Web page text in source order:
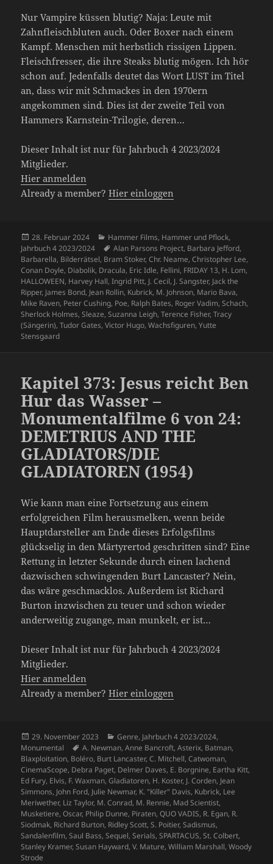
Nur Vampire küssen blutig? Naja: Leute mit
Zahnfleischbluten auch. Oder Boxer nach einem
Kampf. Menschen mit herbstlich rissigen Lippen.
Fleischfresser, die ihre Steaks blutig mögen. Ich hör
schon auf. Jedenfalls deutet das Wort LUST im Titel
an, dass wir mit Schmackes in den 1970ern
angekommen sind. Dies ist der zweite Teil von
Hammers Karnstein-Trilogie, deren…
Dieser Inhalt ist nur für Jahrbuch 4 2023/2024
Mitglieder.
Hier anmelden
Already a member?Hier einloggen
Veröffentlicht
am
28. Februar 2024 Kategorien
Hammer Films, Hammer und Pflock,
Jahrbuch 4 2023/2024
Schlagwörter
Alan Parsons Project, Barbara Jefford,
Barbarella, Bilderrätsel, Bram Stoker,Chr. Neame,Christopher Lee,
Conan Doyle, Diabolik, Dracula, Eric Idle, Fellini, FRIDAY 13, H. Lom,
HALLOWEEN, Harvey Hall,Ingrid Pitt, J. Cecil, J. Sangster, Jack the
Ripper, James Bond, Jean Rollin, Kubrick, M. Johnson, Mario Bava,
Mike Raven, Peter Cushing, Poe, Ralph Bates, Roger Vadim,Schach,
Sherlock Holmes,Sleaze,Suzanna Leigh,Terence Fisher,Tracy
(Sängerin),Tudor Gates,Victor Hugo,Wachsfiguren,Yutte
Stensgaard
Kapitel 373: Jesus reicht Ben
Hur das Wasser –
Monumentalfilme 6 von 24:
DEMETRIUS AND THE
GLADIATORS/DIE
GLADIATOREN (1954)
Wie kann man eine Fortsetzung aus einem
erfolgreichen Film herausmelken, wenn beide
Hauptdarsteller am Ende dieses Erfolgsfilms
glückselig in den Märtyrertod geschritten sind? Eine
Rettung in letzter Sekunde durch einen lachend
dazwischen schwingenden Burt Lancaster? Nein,
das wäre geschmacklos. Außerdem ist Richard
Burton inzwischen zu teuer und schon wieder
anderweitig zugange, man munkelt, er ist…
Dieser Inhalt ist nur für Jahrbuch 4 2023/2024
Mitglieder.
Hier anmelden
Already a member?Hier einloggen
Veröffentlicht
am
29. November 2023 Kategorien
Genre, Jahrbuch 4 2023/2024,
Monumental
Schlagwörter
A. Newman,Anne Bancroft,Asterix, Batman,
Blaxploitation, Boléro, Burt Lancaster,C. Mitchell,Catwoman,
CinemaScope, Debra Paget, Delmer Daves, E. Borgnine, Eartha Kitt,
Ed Fury, Elvis, F. Waxman,Gladiatoren, H. Koster, J. Corden, Jean
Simmons, John Ford, Julie Newmar, K. "Killer" Davis, Kubrick, Lee
Meriwether, Liz Taylor, M. Conrad, M. Rennie, Mad Scientist,
Musketiere,Oscar, Philip Dunne, Piraten,QUO VADIS, R. Egan, R.
Siodmak, Richard Burton, Ridley Scott,S. Poitier,Sadismus,
Sandalenfilm,Saul Bass,Sequel,Serials,SPARTACUS,St. Colbert,
Stanley Kramer,Susan Hayward,V. Mature,William Marshall,Woody
Strode